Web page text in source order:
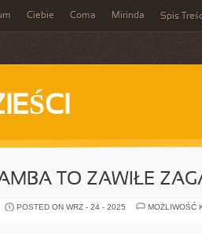
Ciebie Coma Mirinda Spis
TO ZAWIŁE
POSTED ON WRZ - 24 - 2025
MOŻLIWOŚĆ